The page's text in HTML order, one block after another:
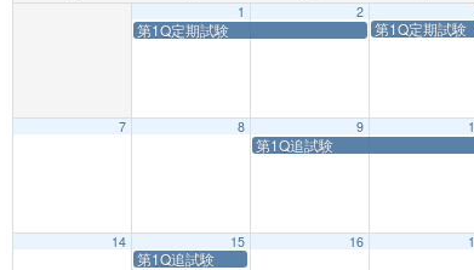
1
第1Q定期試験
2
第1Q定期試験
7 8 9
第1Q追試験
14 15
第1Q追試験
16